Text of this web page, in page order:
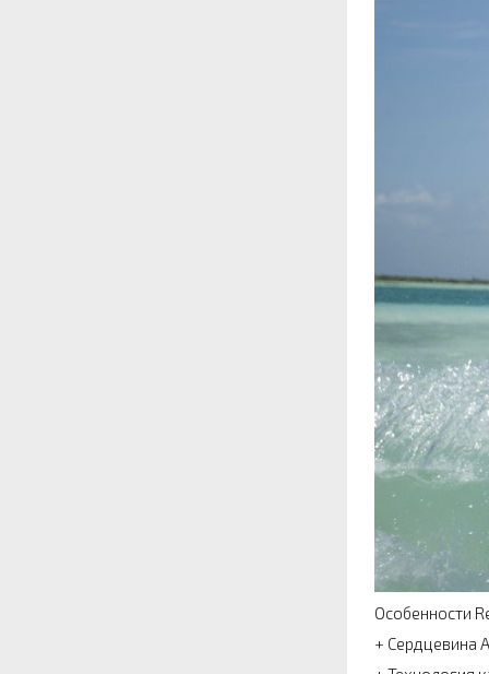
Особенности
+ Сердцевина